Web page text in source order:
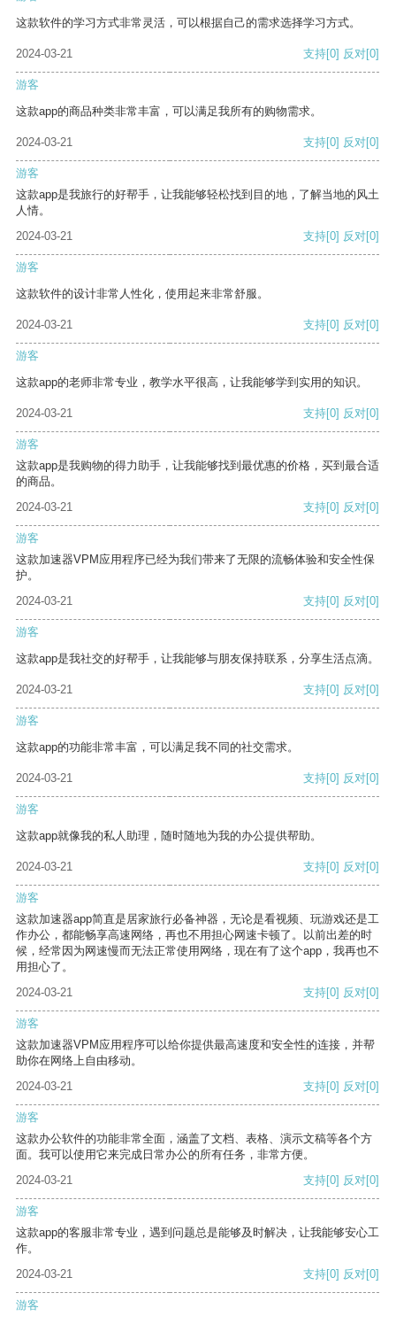
这款软件的学习方式非常灵活，可以根据自己的需求选择学习方式。
2024-03-21 支持[0] 反对[0]
游客
这款app的商品种类非常丰富，可以满足我所有的购物需求。
2024-03-21 支持[0] 反对[0]
游客
这款app是我旅行的好帮手，让我能够轻松找到目的地，了解当地的风土
人情。
2024-03-21
支持[0] 反对[0]
游客
这款软件的设计非常人性化，使用起来非常舒服。
2024-03-21 支持[0] 反对[0]
游客
这款app的老师非常专业，教学水平很高，让我能够学到实用的知识。
2024-03-21 支持[0] 反对[0]
游客
这款app是我购物的得力助手，让我能够找到最优惠的价格，买到最合适
的商品。
2024-03-21
支持[0] 反对[0]
游客
这款加速器VPM应用程序已经为我们带来了无限的流畅体验和安全性保
护。
2024-03-21
支持[0] 反对[0]
游客
这款app是我社交的好帮手，让我能够与朋友保持联系，分享生活点滴。
2024-03-21 支持[0] 反对[0]
游客
这款app的功能非常丰富，可以满足我不同的社交需求。
2024-03-21 支持[0] 反对[0]
游客
这款app就像我的私人助理，随时随地为我的办公提供帮助。
2024-03-21 支持[0] 反对[0]
游客
这款加速器app简直是居家旅行必备神器，无论是看视频、玩游戏还是工
作办公，都能畅享高速网络，再也不用担心网速卡顿了。以前出差的时
候，经常因为网速慢而无法正常使用网络，现在有了这个app，我再也不
用担心了。
2024-03-21
支持[0] 反对[0]
游客
这款加速器VPM应用程序可以给你提供最高速度和安全性的连接，并帮
助你在网络上自由移动。
2024-03-21
支持[0] 反对[0]
游客
这款办公软件的功能非常全面，涵盖了文档、表格、演示文稿等各个方
面。我可以使用它来完成日常办公的所有任务，非常方便。
2024-03-21
支持[0] 反对[0]
游客
这款app的客服非常专业，遇到问题总是能够及时解决，让我能够安心工
作。
2024-03-21
支持[0] 反对[0]
游客